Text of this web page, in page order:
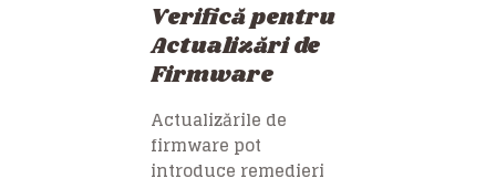
Verifică pentru
Actualizări de
Firmware
Actualizările de
firmware pot
introduce remedieri